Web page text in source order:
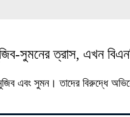
সুমনের ত্রাস, এখন
এবং সুমন। তাদের বিরুদ্ধে